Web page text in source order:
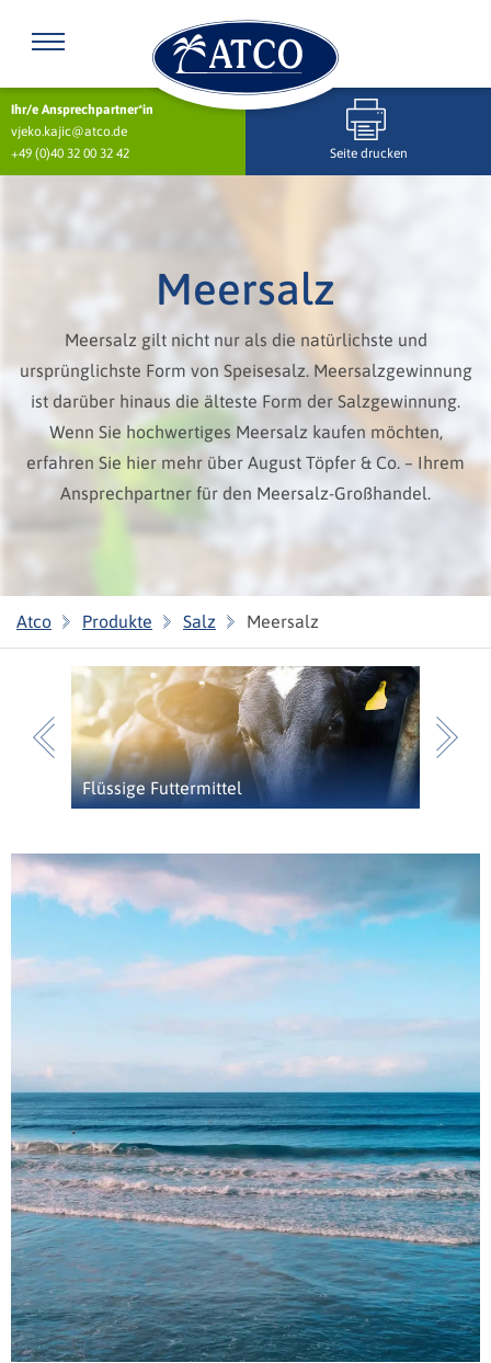
Ihr/e Ansprechpartner*in
vjeko.kajic@atco.de
+49 (0)40 32 00 32 42
Seite drucken
Meersalz
Meersalz gilt nicht nur als die natürlichste und
ursprünglichste Form von Speisesalz. Meersalzgewinnung
ist darüber hinaus die älteste Form der Salzgewinnung.
Wenn Sie hochwertiges Meersalz kaufen möchten,
erfahren Sie hier mehr über August Töpfer & Co. – Ihrem
Ansprechpartner für den Meersalz-Großhandel.
Atco Produkte Salz Meersalz
Flüssige Futtermittel
Previous